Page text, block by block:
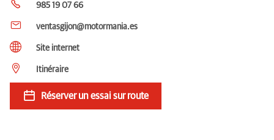
985 19 07 66
ventasgijon@motormania.es
Site internet
Itinéraire
Réserver un essai sur route